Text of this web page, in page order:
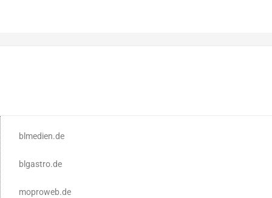
blmedien.de
blgastro.de
moproweb.de